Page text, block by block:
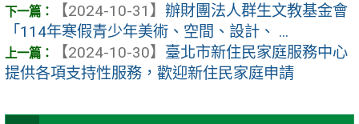
【2024-10-31】 辦財團法人群生文教基金會
「114年寒假青少年美術、空間、設計、 ...
【2024-10-30】 臺北市新住民家庭服務中心
提供各項支持性服務，歡迎新住民家庭申請